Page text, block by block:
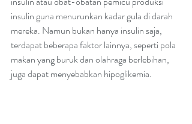
insulin guna menurunkan kadar gula di darah
mereka. Namun bukan hanya insulin saja,
terdapat beberapa faktor lainnya, seperti pola
makan yang buruk dan olahraga berlebihan,
juga dapat menyebabkan hipoglikemia.